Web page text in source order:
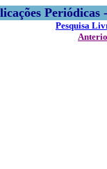
Pesquisa